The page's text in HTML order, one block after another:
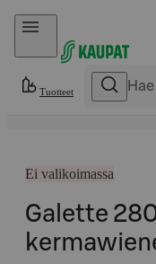
Hyppää sisältöön
Tuotteet
Ei valikoimassa
Galette